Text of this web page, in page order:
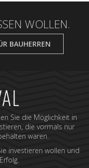
WOLLEN.
BAUHERREN
Sie die Möglichkeit in
die vormals nur
waren.
investieren wollen und